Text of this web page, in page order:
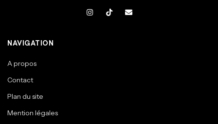
NAVIGATION
A propos
Contact
Plan du site
Mention légales